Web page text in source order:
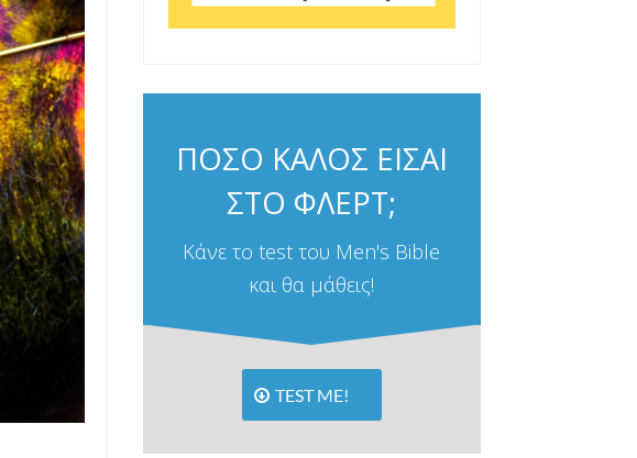
ΠΟΣΟ ΚΑΛΟΣ ΕΙΣΑΙ
ΣΤΟ ΦΛΕΡΤ;
Κάνε το test του Men's Bible
και θα μάθεις!
TEST ME!